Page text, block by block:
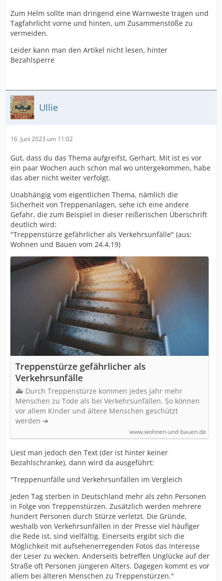
Zum Helm sollte man dringend eine Warnweste tragen und
Tagfahrlicht vorne und hinten, um Zusammenstöße zu
vermeiden.
Leider kann man den Artikel nicht lesen, hinter
Bezahlsperre
Ullie
16. Juni 2023 um 11:02
Gut, dass du das Thema aufgreifst, Gerhart. Mit ist es vor
ein paar Wochen auch schon mal wo untergekommen, habe
das aber nicht weiter verfolgt.
Unabhängig vom eigentlichen Thema, nämlich die
Sicherheit von Treppenanlagen, sehe ich eine andere
Gefahr, die zum Beispiel in dieser reißerischen Überschrift
deutlich wird:
"Treppenstürze gefährlicher als Verkehrsunfälle" (aus:
Wohnen und Bauen vom 24.4.19)
Treppenstürze gefährlicher als
Verkehrsunfälle
🚑 Durch Treppenstürze kommen jedes Jahr mehr
Menschen zu Tode als bei Verkehrsunfällen. So können
vor allem Kinder und ältere Menschen geschützt
werden ➔
www.wohnen-und-bauen.de
Liest man jedoch den Text (der ist hinter keiner
Bezahlschranke), dann wird da ausgeführt:
"Treppenunfälle und Verkehrsunfällen im Vergleich
Jeden Tag sterben in Deutschland mehr als zehn Personen
in Folge von Treppenstürzen. Zusätzlich werden mehrere
hundert Personen durch Stürze verletzt. Die Gründe,
weshalb von Verkehrsunfällen in der Presse viel häufiger
die Rede ist, sind vielfältig. Einerseits ergibt sich die
Möglichkeit mit aufsehenerregenden Fotos das Interesse
der Leser zu wecken. Anderseits betreffen Unglücke auf der
Straße oft Personen jüngeren Alters. Dagegen kommt es vor
allem bei älteren Menschen zu Treppenstürzen."